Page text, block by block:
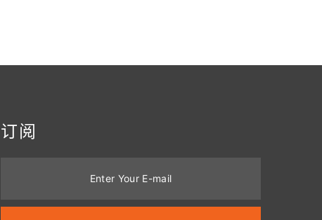
订阅
Enter Your E-mail